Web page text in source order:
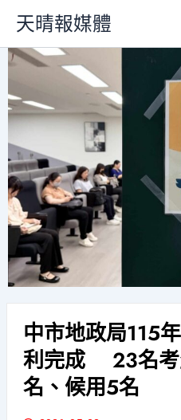
主
要
容
天晴報媒體
中市地政局115
利完成 23名考
名、候用5名